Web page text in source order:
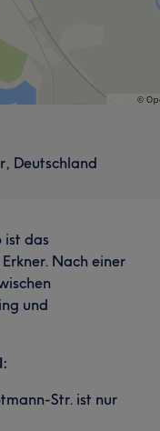
Deutschland
ist das
Nach einer
und
Str. ist nur